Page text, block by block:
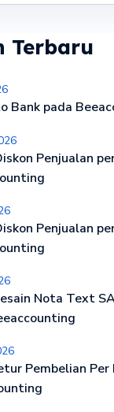
Terbaru
Bank pada
Penjualan
Penjualan
Nota Text
Pembelian Per